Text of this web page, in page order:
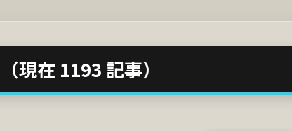
現在 1193 記事）